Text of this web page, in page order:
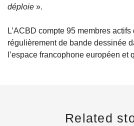
déploie ».
L’ACBD compte 95 membres
régulièrement de bande dessinée
l’espace francophone européen et
Related